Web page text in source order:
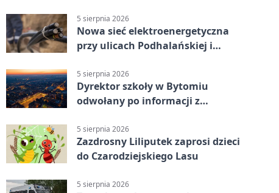
5 sierpnia 2026
Nowa sieć elektroenergetyczna
przy ulicach Podhalańskiej i
5 sierpnia 2026
Dyrektor szkoły w Bytomiu
odwołany po informacji z
5 sierpnia 2026
Zazdrosny Liliputek zaprosi dzieci
do Czarodziejskiego Lasu
5 sierpnia 2026